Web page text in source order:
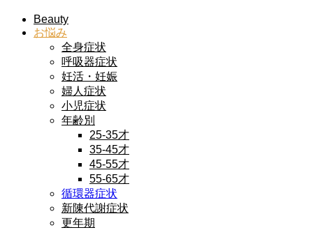
Beauty
お悩み
全身症状
呼吸器症状
妊活・妊娠
婦人症状
小児症状
年齢別
25-35才
35-45才
45-55才
55-65才
循環器症状
新陳代謝症状
更年期